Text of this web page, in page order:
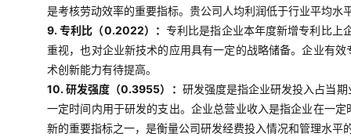
是考核劳动效率的重要指标。贵公司人均利润低于行业平均
9. 专利比（0.2022）： 专利比是指企业本年度新增专利比上
重视，也对企业新技术的应用具有一定的战略储备。企业有
术创新能力有待提高。
10. 研发强度（0.3955）： 研发强度是指企业研发投入占当
一定时间内用于研发的支出。企业总营业收入是指企业在一
新的重要指标之一，是衡量公司研发经费投入情况和管理水